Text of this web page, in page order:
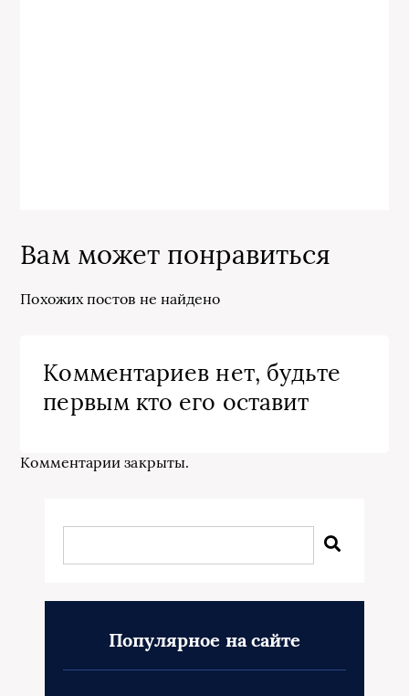
Вам может понравиться
Похожих постов не найдено
Комментариев нет, будьте
первым кто его оставит
Комментарии закрыты.
Популярное на сайте